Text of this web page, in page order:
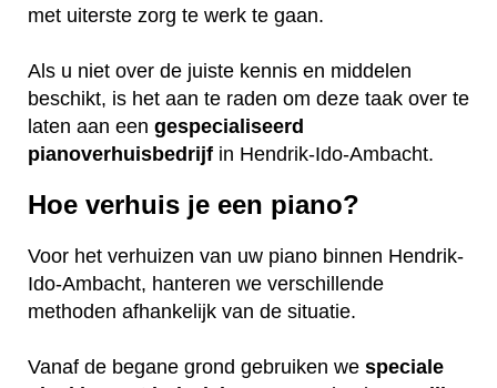
met uiterste zorg te werk te gaan.
Als u niet over de juiste kennis en middelen
beschikt, is het aan te raden om deze taak over te
laten aan een gespecialiseerd
pianoverhuisbedrijf in Hendrik-Ido-Ambacht.
Hoe verhuis je een piano?
Voor het verhuizen van uw piano binnen Hendrik-
Ido-Ambacht, hanteren we verschillende
methoden afhankelijk van de situatie.
Vanaf de begane grond gebruiken we speciale